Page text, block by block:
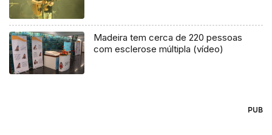
Madeira tem cerca de 220 pessoas
com esclerose múltipla (vídeo)
PUB